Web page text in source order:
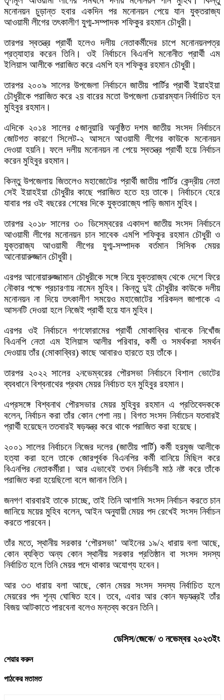
মনোনয়ন চুড়ান্ত হবার একদিন পর মনোনয়ন পেয়ে যান যুক্তরাজ্য
আওয়ামী লীগের তৎকালীণ যুগ্ম-সম্পাদক শফিকুর রহমান চৌধুরী।
তারপর স্বতন্ত্র প্রার্থী হলেও দলীয় নেতাকর্মীদের চাপে মনোনয়নপত্র
প্রত্যাহার করেন তিনি। ওই নির্বাচনে বিএনপি মনোনীত প্রার্থী এম
ইলিয়াস আলীকে পরাজিত করে এমপি হন শফিকুর রহমান চৌধুরী।
তারপর ২০০৯ সালের উপজেলা নির্বাচনে জাতীয় পার্টির প্রার্থী ইয়াহইয়া
চৌধুরীকে পরাজিত করে ২য় বারের মতো উপজেলা চেয়ারম্যান নির্বাচিত হন
মুহিবুর রহমান।
এদিকে ২০১৪ সালের ৫জানুয়ারি অনুষ্ঠিত দশম জাতীয় সংসদ নির্বাচনে
জোটগত কারণে সিলেট-২ আসনে আওয়ামী লীগের কাউকে মনোনয়ন
দেওয়া হয়নি। ফলে দলীয় মনোনয়ন না পেয়ে স্বতন্ত্র প্রার্থী হয়ে নির্বাচন
করেন মুহিবুর রহমান।
কিন্তু উপজেলায় জিতলেও মহাজোটের প্রার্থী জাতীয় পার্টির কেন্দ্রীয় নেতা
সেই ইয়াহইয়া চৌধুরীর কাছে পরাজিত হতে হয় তাকে। নির্বাচনে হেরে
যাবার পর ওই বছরের শেষের দিকে যুক্তরাজ্যে পাড়ি জমান মুহিব।
তারপর ২০১৮ সালের ৩০ ডিসেম্বরের একাদশ জাতীয় সংসদ নির্বাচনে
আওয়ামী লীগের মনোনয়ন চান সাবেক এমপি শফিকুর রহমান চৌধুরী ও
যুক্তরাজ্য আওয়ামী লীগের যুগ্ম-সম্পাদক বর্তমান সিসিক মেয়র
আনোয়ারুজ্জান চৌধুরী।
এরপর আনোয়ারুজ্জামান চৌধুরীকে সঙ্গে নিয়ে যুক্তরাজ্য থেকে দেশে ফিরে
নৌকার পক্ষে প্রচারণায় নামেন মুহিব। কিন্তু দুই চৌধুরীর কাউকে দলীয়
মনোনয়ন না দিয়ে তৎকালীণ সময়েও মহাজোটের শরিকদল জাপাকে এ
আসনটি দেওয়া হলে নিজেই প্রার্থী হয়ে যান মুহিব।
এরপর ওই নির্বাচনে গণফোরামের প্রার্থী মোকাব্বির খানকে নিখোঁজ
বিএনপি নেতা এম ইলিয়াস আলীর পরিবার, কর্মী ও সমর্থকরা সমর্থন
দেওয়ায় তাঁর (মোকাব্বির) কাছে আবারও হারতে হয় তাঁকে।
তারপর ২০২২ সালের ২নভেম্বরের পৌরসভা নির্বাচনে বিশাল ভোটের
ব্যবধানে বিশ্বনাথের প্রথম মেয়র নির্বাচত হন মুহিবুর রহমান।
এপ্রসঙ্গে বিশ্বনাথ পৌরসভার মেয়র মুহিবুর রহমান এ প্রতিবেদককে
বলেন, নির্বাচন করা তাঁর কোন পেশা নয়। বিগত সংসদ নির্বাচেন যতবারই
প্রার্থী হয়েছেন ততবারই ষড়যন্ত্র করে থাকে পরাজিত করা হয়েছে।
২০০১ সালের নির্বাচনে নিজের দলের (জাতীয় পার্টি) কর্মী হরমুজ আলীকে
হত্যা করা হলে তাকে জোরপূর্বক বিএনপির কর্মী বানিয়ে মিছিল করে
বিএনপির নেতাকর্মীরা। আর এভাবেই তখন নির্বাচনী মাঠ নষ্ট করে তাঁকে
পরাজিত করা হয়েছিলো বলে জানান তিনি।
জনগণ বারবারই তাকে চাচ্ছে, তাই তিনি আগামি সংসদ নির্বাচন করতে চান
জানিয়ে ময়ের মুহিব বলেন, আইন অনুযায়ী মেয়র পদ রেখেই সংসদ নির্বাচন
করতে পারবেন।
তাঁর মতে, স্থানীয় সরকার ‘পৌরসভা’ আইনের ১৯/২ ধারায় বলা আছে,
কোন ব্যক্তি অন্য কোন স্থানীয় সরকার প্রতিষ্ঠান বা সংসদ সদস্য
নির্বাচিত হলে তিনি মেয়র পদে থাকার অযোগ্য হবেন।
আর ৩৩ ধারায় বলা আছে, কোন মেয়র সংসদ সদস্য নির্বাচিত হলে
মেয়রের পদ শূন্য ঘোষিত হবে। তবে, এবার আর কোন ষড়যন্ত্রই তাঁর
বিজয় আটকাতে পারবেনা বলেও মন্তব্য করেন তিনি।
ডেসিস/জেকে/ ৩ নভেম্বর ২০২৩ইং
শেয়ার করুন
পাঠকের মতামত